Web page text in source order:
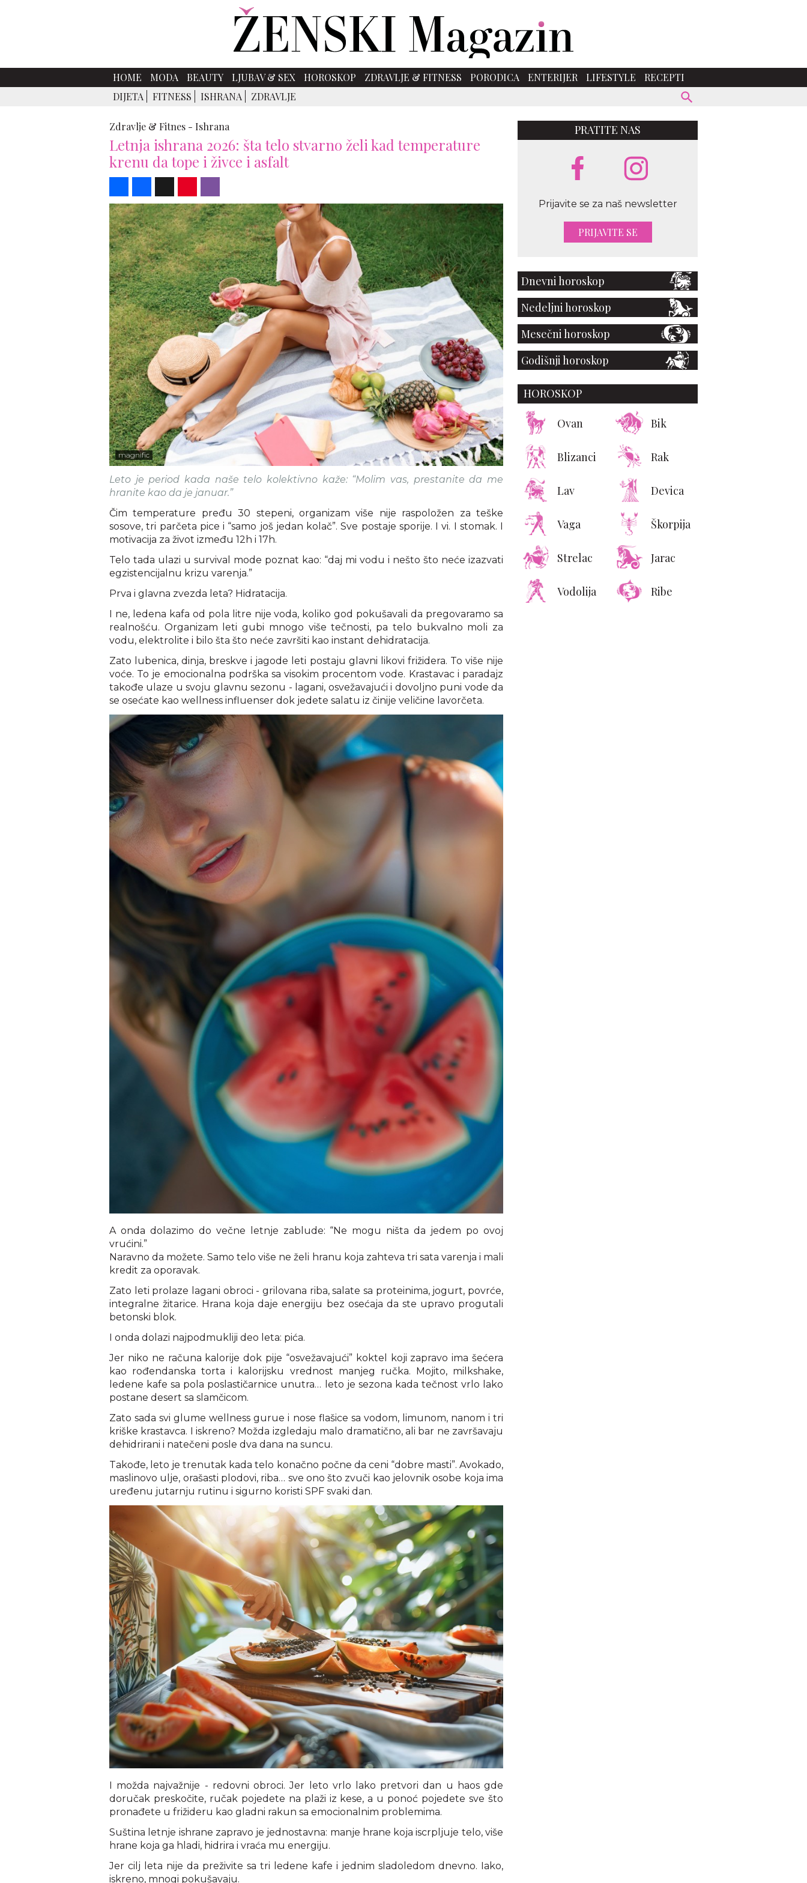
HOME MODA BEAUTY LJUBAV & SEX HOROSKOP ZDRAVLJE & FITNESS PORODICA ENTERIJER LIFESTYLE
RECEPTI
DIJETA
FITNESS ISHRANA ZDRAVLJE
Zdravlje & Fitnes - Ishrana
Letnja ishrana 2026: šta telo stvarno želi kad temperature
krenu da tope i živce i asfalt
magnific
Leto je period kada naše telo kolektivno kaže: “Molim vas, prestanite da me
hranite kao da je januar.”
Čim temperature pređu 30 stepeni, organizam više nije raspoložen za teške
sosove, tri parčeta pice i “samo još jedan kolač”. Sve postaje sporije. I vi. I stomak. I
motivacija za život između 12h i 17h.
Telo tada ulazi u survival mode poznat kao: “daj mi vodu i nešto što neće izazvati
egzistencijalnu krizu varenja.”
Prva i glavna zvezda leta? Hidratacija.
I ne, ledena kafa od pola litre nije voda, koliko god pokušavali da pregovaramo sa
realnošću. Organizam leti gubi mnogo više tečnosti, pa telo bukvalno moli za
vodu, elektrolite i bilo šta što neće završiti kao instant dehidratacija.
Zato lubenica, dinja, breskve i jagode leti postaju glavni likovi frižidera. To više nije
voće. To je emocionalna podrška sa visokim procentom vode. Krastavac i paradajz
takođe ulaze u svoju glavnu sezonu - lagani, osvežavajući i dovoljno puni vode da
se osećate kao wellness influenser dok jedete salatu iz činije veličine lavorčeta.
A onda dolazimo do večne letnje zablude: “Ne mogu ništa da jedem po ovoj
vrućini.”
Naravno da možete. Samo telo više ne želi hranu koja zahteva tri sata varenja i mali
kredit za oporavak.
Zato leti prolaze lagani obroci - grilovana riba, salate sa proteinima, jogurt, povrće,
integralne žitarice. Hrana koja daje energiju bez osećaja da ste upravo progutali
betonski blok.
I onda dolazi najpodmukliji deo leta: pića.
Jer niko ne računa kalorije dok pije “osvežavajući” koktel koji zapravo ima šećera
kao rođendanska torta i kalorijsku vrednost manjeg ručka. Mojito, milkshake,
ledene kafe sa pola poslastičarnice unutra… leto je sezona kada tečnost vrlo lako
postane desert sa slamčicom.
Zato sada svi glume wellness gurue i nose flašice sa vodom, limunom, nanom i tri
kriške krastavca. I iskreno? Možda izgledaju malo dramatično, ali bar ne završavaju
dehidrirani i natečeni posle dva dana na suncu.
Takođe, leto je trenutak kada telo konačno počne da ceni “dobre masti”. Avokado,
maslinovo ulje, orašasti plodovi, riba… sve ono što zvuči kao jelovnik osobe koja ima
uređenu jutarnju rutinu i sigurno koristi SPF svaki dan.
I možda najvažnije - redovni obroci. Jer leto vrlo lako pretvori dan u haos gde
doručak preskočite, ručak pojedete na plaži iz kese, a u ponoć pojedete sve što
pronađete u frižideru kao gladni rakun sa emocionalnim problemima.
Suština letnje ishrane zapravo je jednostavna: manje hrane koja iscrpljuje telo, više
hrane koja ga hladi, hidrira i vraća mu energiju.
Jer cilj leta nije da preživite sa tri ledene kafe i jednim sladoledom dnevno. Iako,
iskreno, mnogi pokušavaju.
PRATITE NAS
Prijavite se za naš newsletter
PRIJAVITE SE
Dnevni horoskop
Nedeljni horoskop
Mesečni horoskop
Godišnji horoskop
HOROSKOP
Ovan Bik
Blizanci Rak
Lav Devica
Vaga Škorpija
Strelac Jarac
Vodolija Ribe